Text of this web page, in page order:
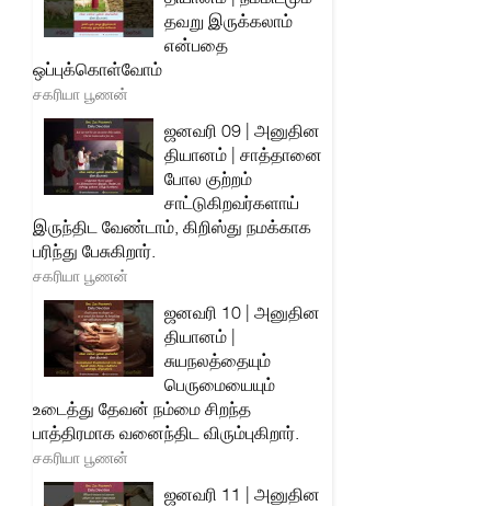
தவறு இருக்கலாம்
என்பதை
ஒப்புக்கொள்வோம்
சகரியா பூணன்
ஜனவரி 09 | அனுதின
தியானம் | சாத்தானை
போல குற்றம்
சாட்டுகிறவர்களாய்
இருந்திட வேண்டாம், கிறிஸ்து நமக்காக
பரிந்து பேசுகிறார்.
சகரியா பூணன்
ஜனவரி 10 | அனுதின
தியானம் |
சுயநலத்தையும்
பெருமையையும்
உடைத்து தேவன் நம்மை சிறந்த
பாத்திரமாக வனைந்திட விரும்புகிறார்.
சகரியா பூணன்
ஜனவரி 11 | அனுதின